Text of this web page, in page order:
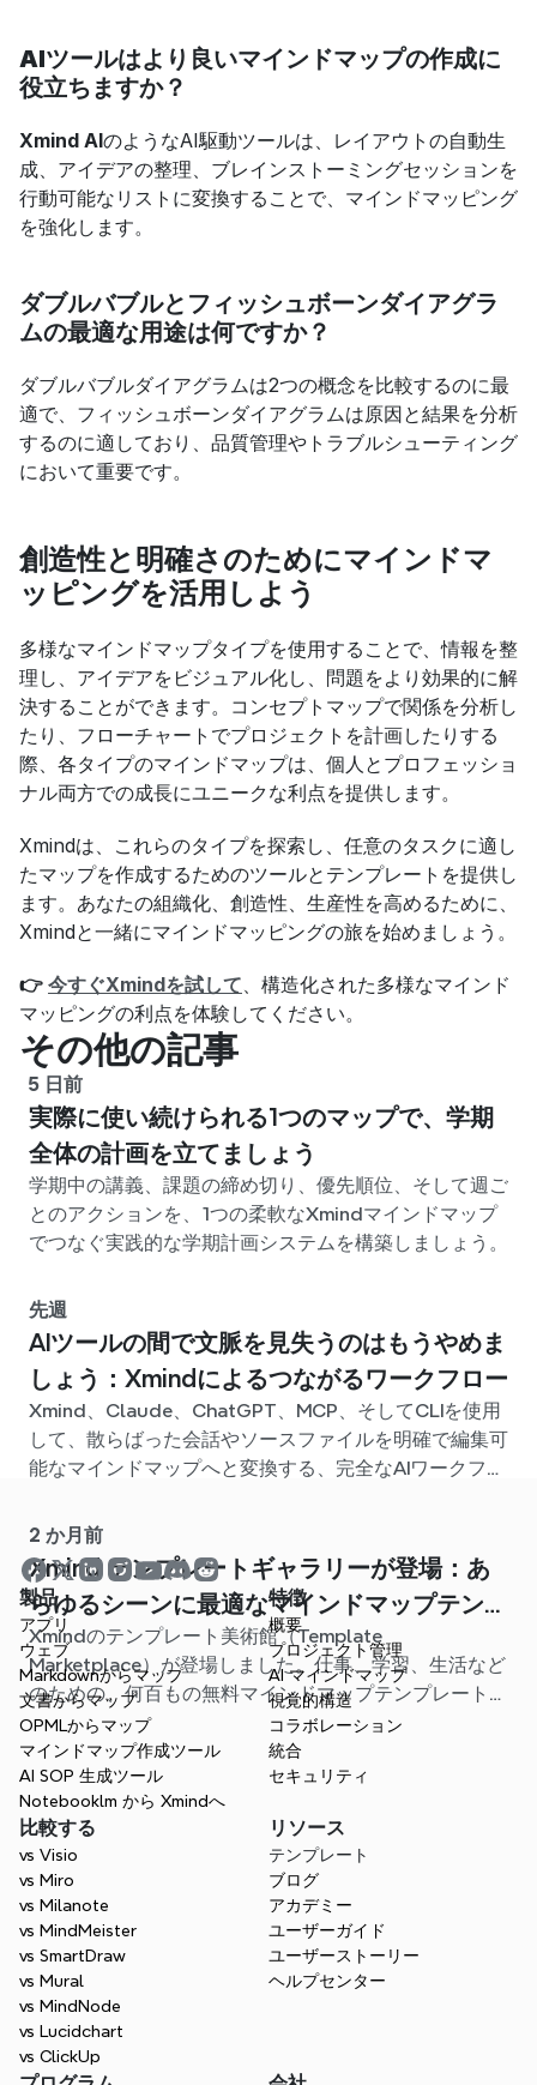
AIツールはより良いマインドマップの作成に
役立ちますか？
Xmind AIのようなAI駆動ツールは、レイアウトの自動生
成、アイデアの整理、ブレインストーミングセッションを
行動可能なリストに変換することで、マインドマッピング
を強化します。
ダブルバブルとフィッシュボーンダイアグラ
ムの最適な用途は何ですか？
ダブルバブルダイアグラムは2つの概念を比較するのに最
適で、フィッシュボーンダイアグラムは原因と結果を分析
するのに適しており、品質管理やトラブルシューティング
において重要です。
創造性と明確さのためにマインドマ
ッピングを活用しよう
多様なマインドマップタイプを使用することで、情報を整
理し、アイデアをビジュアル化し、問題をより効果的に解
決することができます。コンセプトマップで関係を分析し
たり、フローチャートでプロジェクトを計画したりする
際、各タイプのマインドマップは、個人とプロフェッショ
ナル両方での成長にユニークな利点を提供します。
Xmindは、これらのタイプを探索し、任意のタスクに適し
たマップを作成するためのツールとテンプレートを提供し
ます。あなたの組織化、創造性、生産性を高めるために、
Xmindと一緒にマインドマッピングの旅を始めましょう。
👉 今すぐXmindを試して 、構造化された多様なマインド
マッピングの利点を体験してください。
その他の記事
5 日前
実際に使い続けられる1つのマップで、学期
全体の計画を立てましょう
学期中の講義、課題の締め切り、優先順位、そして週ご
とのアクションを、1つの柔軟なXmindマインドマップ
でつなぐ実践的な学期計画システムを構築しましょう。
先週
AIツールの間で文脈を見失うのはもうやめま
しょう：Xmindによるつながるワークフロー
Xmind、Claude、ChatGPT、MCP、そしてCLIを使用
して、散らばった会話やソースファイルを明確で編集可
能なマインドマップへと変換する、完全なAIワークフロ
2 か月前
Xmind テンプレートギャラリーが登場：あ
らゆるシーンに最適なマインドマップテンプ
レートが見つかります
Xmindのテンプレート美術館（Template
Marketplace）が登場しました。仕事、学習、生活など
のための、何百もの無料マインドマップテンプレートが
用意されています。最適なスタート地点を見つけ、白紙
から始める手間を省きましょう。
製品
アプリ
ウェブ
Markdownからマップ
文書からマップ
OPMLからマップ
マインドマップ作成ツール
AI SOP 生成ツール
Notebooklm から Xmindへ
特徴
概要
プロジェクト管理
AI マインドマップ
視覚的構造
コラボレーション
統合
セキュリティ
比較する
vs Visio
vs Miro
vs Milanote
vs MindMeister
vs SmartDraw
vs Mural
vs MindNode
vs Lucidchart
vs ClickUp
リソース
テンプレート
ブログ
アカデミー
ユーザーガイド
ユーザーストーリー
ヘルプセンター